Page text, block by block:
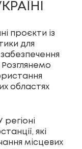
проєкти із
для
областях
регіоні
які
місцевих